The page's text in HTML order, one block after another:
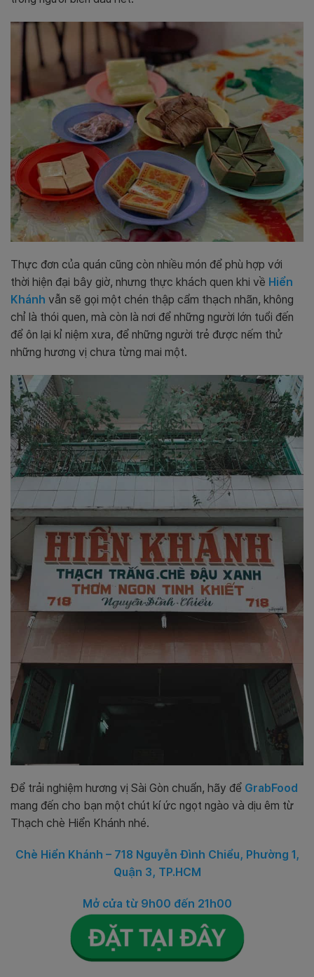
Thực đơn của quán cũng còn nhiều món để phù hợp với
thời hiện đại bây giờ, nhưng thực khách quen khi về Hiển
Khánh vẫn sẽ gọi một chén thập cẩm thạch nhãn, không
chỉ là thói quen, mà còn là nơi để những người lớn tuổi đến
để ôn lại kỉ niệm xưa, để những người trẻ được nếm thử
những hương vị chưa từng mai một.
Để trải nghiệm hương vị Sài Gòn chuẩn, hãy để GrabFood
mang đến cho bạn một chút kí ức ngọt ngào và dịu êm từ
Thạch chè Hiển Khánh nhé.
Chè Hiển Khánh – 718 Nguyễn Đình Chiểu, Phường 1,
Quận 3, TP.HCM
Mở cửa từ 9h00 đến 21h00